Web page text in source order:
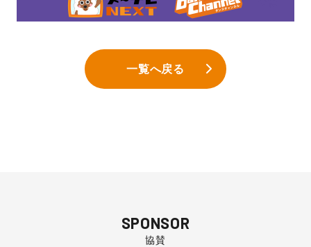
一覧へ戻る
SPONSOR
協賛